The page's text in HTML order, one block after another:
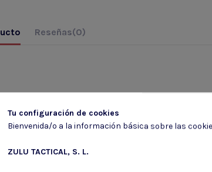
Reseñas(0)
Tu configuración de cookies
Bienvenida/o a la información básica sobre las
ZULU TACTICAL, S. L.